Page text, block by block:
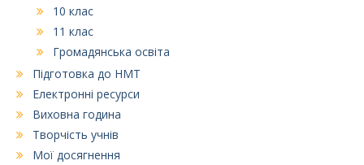
10 клас
11 клас
Громадянська освіта
Підготовка до НМТ
Електронні ресурси
Виховна година
Творчість учнів
Мої досягнення